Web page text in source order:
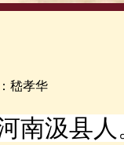
嵇孝华
南汲县